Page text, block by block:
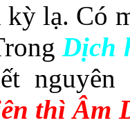
kỳ lạ. Có
Dịch
thì Âm